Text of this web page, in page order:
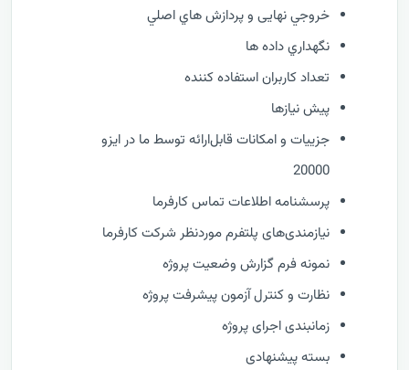
خروجي نهایی و پردازش هاي اصلي
نگهداري داده ها
تعداد کاربران استفاده کننده
پیش نیازها
جزییات و امکانات قابل‌ارائه توسط ما در ایزو
20000
پرسشنامه اطلاعات تماس کارفرما
نیازمندی‌های پلتفرم موردنظر شرکت کارفرما
نمونه فرم گزارش وضعيت پروژه
نظارت و كنترل آزمون پیشرفت پروژه
زمانبندی اجرای پروژه
بسته پیشنهادی